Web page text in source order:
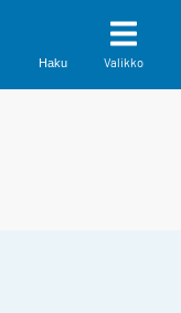
Haku Valikko